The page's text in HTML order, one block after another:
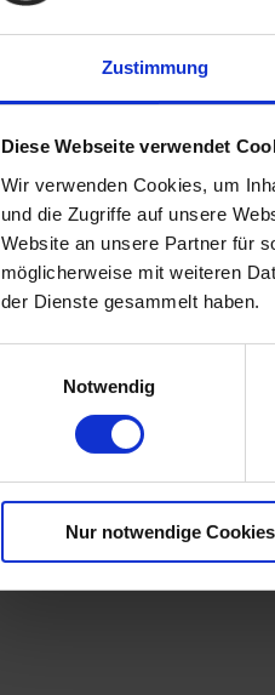
Zustimmung
Diese Webseite verwendet
Wir verwenden Cookies, um
und die Zugriffe auf unsere
Website an unsere Partner für
möglicherweise mit weiteren
der Dienste gesammelt haben.
Notwendig
Nur notwendige Cookies